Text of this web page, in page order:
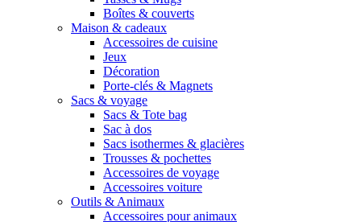
Boîtes & couverts
Maison & cadeaux
Accessoires de cuisine
Jeux
Décoration
Porte-clés & Magnets
Sacs & voyage
Sacs & Tote bag
Sac à dos
Sacs isothermes & glacières
Trousses & pochettes
Accessoires de voyage
Accessoires voiture
Outils & Animaux
Accessoires pour animaux